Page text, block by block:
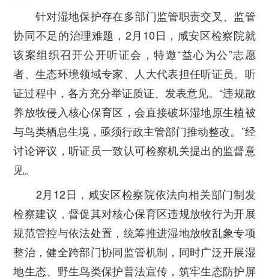
针对湿地保护存在多部门监管职责交叉、监管
协同不足的治理难题，2月10日，咸安区检察院就
该案组织召开公开听证会，特邀“益心为公”志愿
者、生态环境领域专家、人大代表担任听证员。听
证过程中，各方充分举证质证、发表意见。“违规散
养放牧侵入核心保育区，会直接破坏湿地原生植被
与鸟类栖息生境，亟须行政主管部门推动整改。”经
讨论评议，听证员一致认可检察机关提出的监督意
见。
2月12日，咸安区检察院依法向相关部门制发
检察建议，督促其对核心保育区违规放牧行为开展
规范管控与依法处置，统筹推进湿地放牧乱象专项
整治，健全跨部门协同监管机制，同时广泛开展湿
地生态、野生鸟类保护普法宣传，筑牢生态防护屏